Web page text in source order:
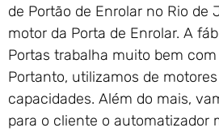
de Portão de Enrolar no Rio de
motor da Porta de Enrolar. A
Portas trabalha muito bem
Portanto, utilizamos de
capacidades. Além do mais,
para o cliente o automatizador